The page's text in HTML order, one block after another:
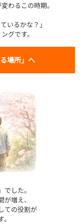
わるこの時期。
いるかな？」
グです。
場所」へ
した。
増え、
ての役割が